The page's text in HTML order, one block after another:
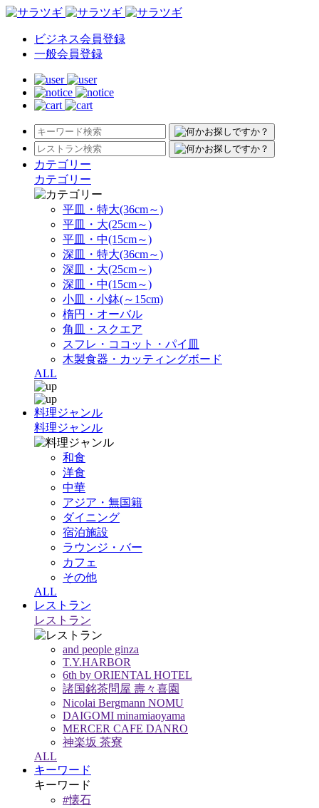
ビジネス会員登録
一般会員登録
カテゴリー
カテゴリー
平皿・特大(36cm～)
平皿・大(25cm～)
平皿・中(15cm～)
深皿・特大(36cm～)
深皿・大(25cm～)
深皿・中(15cm～)
小皿・小鉢(～15cm)
楕円・オーバル
角皿・スクエア
スフレ・ココット・パイ皿
木製食器・カッティングボード
ALL
料理ジャンル
料理ジャンル
和食
洋食
中華
アジア・無国籍
ダイニング
宿泊施設
ラウンジ・バー
カフェ
その他
ALL
レストラン
レストラン
and people ginza
T.Y.HARBOR
6th by ORIENTAL HOTEL
諸国銘茶問屋 壽々喜園
Nicolai Bergmann NOMU
DAIGOMI minamiaoyama
MERCER CAFE DANRO
神楽坂 茶寮
ALL
キーワード
キーワード
#懐石